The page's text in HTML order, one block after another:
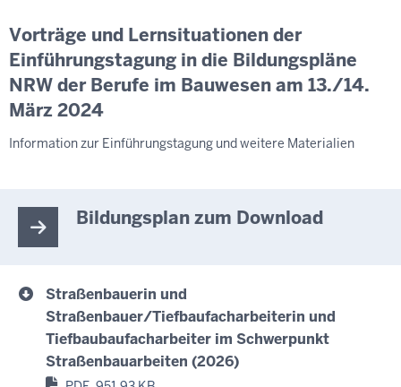
Vorträge und Lernsituationen der
Einführungstagung in die Bildungspläne
NRW der Berufe im Bauwesen am 13./14.
März 2024
Information zur Einführungstagung und weitere Materialien
Bildungsplan zum Download
Straßenbauerin und
Straßenbauer/Tiefbaufacharbeiterin und
Tiefbaubaufacharbeiter im Schwerpunkt
Straßenbauarbeiten (2026)